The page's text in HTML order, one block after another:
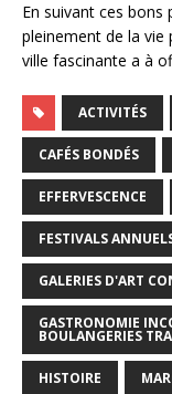
En suivant ces
pleinement de la vie
ville fascinante a à
ACTIVITÉS
CAFÉS BONDÉS
EFFERVESCENCE
FESTIVALS
GALERIES D'ART
GASTRONOMIE
BOULANGERIES
HISTOIRE